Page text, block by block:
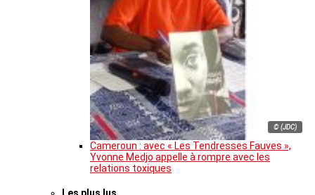
© (JDC)
Cameroun : avec « Les Tendresses Fauves »,
Yvonne Medjo appelle à rompre avec les
relations toxiques
Les plus lus